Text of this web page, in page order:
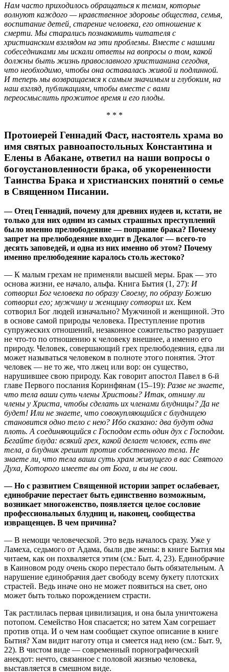
Нам часто приходилось обращаться к темам, которые
волнуют каждого — нравственное здоровье общества, семья,
воспитание детей, старение человека, его отношение к
смерти. Мы старались познакомить читателя с
христианским взглядом на эти проблемы. Вместе с нашими
собеседниками мы искали ответы на вопросы о том, какой
должны быть жизнь православного христианина сегодня,
что необходимо, чтобы она оставалась живой и подлинной.
И теперь мы возвращаемся к самым значимым и глубоким, на
наш взгляд, публикациям, чтобы вместе с вами
переосмыслить прожитое время и его плоды.
* * *
Протоиерей Геннадий Фаст, настоятель храма во
имя святых равноапостольных Константина и
Елены в Абакане, ответил на наши вопросы о
богоустановленности брака, об укорененности
Таинства Брака и христианских понятий о семье
в Священном Писании.
— Отец Геннадий, почему для древних иудеев и, кстати, не
только для них одним из самых страшных преступлений
было именно прелюбодеяние — попрание брака? Почему
запрет на прелюбодеяние входит в Декалог — всего-то
десять заповедей, и одна из них именно об этом? Почему
именно прелюбодеяние каралось столь жестоко?
— К малым грехам не применяли высшей меры. Брак — это
основа жизни, ее начало, альфа. Книга Бытия (1, 27): И
сотворил Бог человека по образу Своему, по образу Божию
сотворил его; мужчину и женщину сотворил их. Кем
сотворил Бог людей изначально? Мужчиной и женщиной. Это
в основе самой природы человека. Преступление против
супружеских отношений, незаконное сожительство разрушает
не что-то по отношению к человеку внешнее, а именно его
природу. Человек, совершающий грех прелюбодеяния, едва ли
может называться человеком в полноте этого понятия. Этот
человек — не то же, что лжец или вор: он существо,
нарушившее свою природу. Как говорит апостол Павел в 6-й
главе Первого послания Коринфянам (15–19): Разве не знаете,
что тела ваши суть члены Христовы? Итак, отниму ли
члены у Христа, чтобы сделать их членами блудницы? Да не
будет! Или не знаете, что совокупляющийся с блудницею
становится одно тело с нею? Ибо сказано: два будут одна
плоть. А соединяющийся с Господом есть один дух с Господом.
Бегайте блуда: всякий грех, какой делает человек, есть вне
тела, а блудник грешит против собственного тела. Не
знаете ли, что тела ваши суть храм живущего в вас Святого
Духа, Которого имеете вы от Бога, и вы не свои.
— Но с развитием Священной истории запрет ослабевает,
единобрачие перестает быть единственно возможным,
возникает многоженство, появляется целое сословие
профессиональных блудниц и, наконец, сообщества
извращенцев. В чем причина?
— В немощи человеческой. Это ведь началось сразу. Уже у
Ламеха, седьмого от Адама, были две жены: в книге Бытия мы
читаем, как он похваляется этим (см.: Быт. 4, 23). Единобрачие
в Каиновом роду очень скоро перестало быть обязательным. А
нарушение единобрачия дает свободу всему букету плотских
страстей. Ведь иначе оно не может появиться на свет, оно
может быть только порождением страсти.
Так растлилась первая цивилизация, и она была уничтожена
потопом. Семейство Ноя спасается; но затем Хам согрешает
против отца. И о чем нам сообщает скупое описание в книге
Бытия? Хам видит наготу отца и смеется над нею (см.: Быт. 9,
22). В чистом виде — современный порнографический
анекдот: нечто, связанное с половой жизнью человека,
выставляется в смешном виде.